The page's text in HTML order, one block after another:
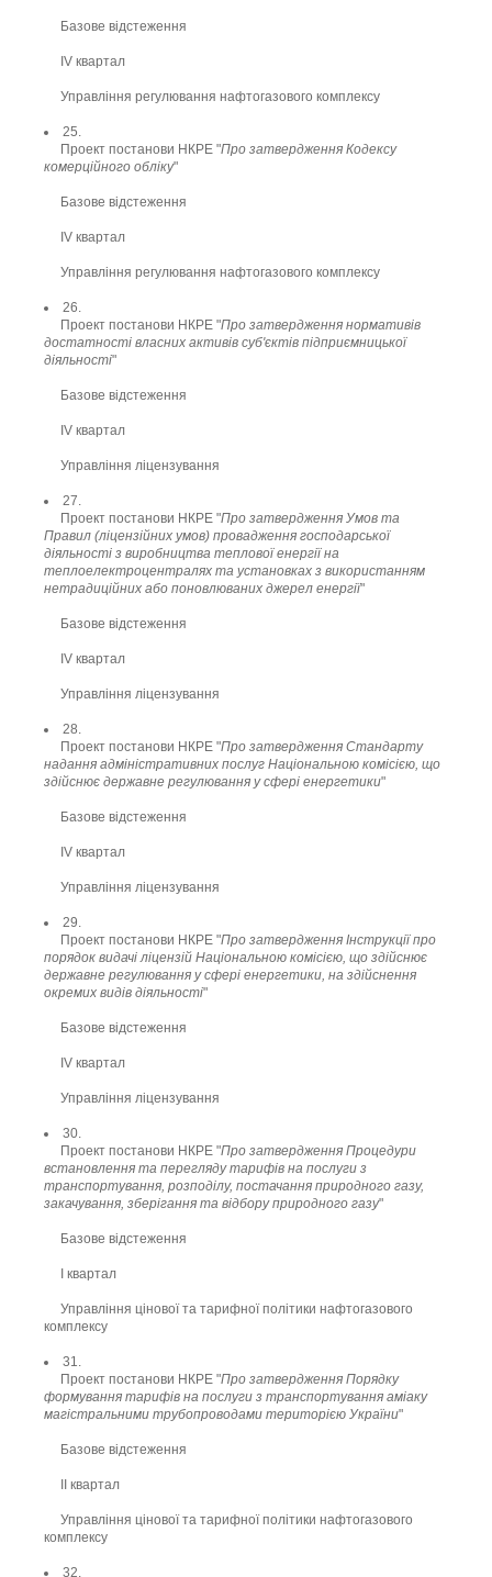
Базове відстеження
ІV квартал
Управління регулювання нафтогазового комплексу
25.
Проект постанови НКРЕ "Про затвердження Кодексу
комерційного обліку"
Базове відстеження
ІV квартал
Управління регулювання нафтогазового комплексу
26.
Проект постанови НКРЕ "Про затвердження нормативів
достатності власних активів суб'єктів підприємницької
діяльності"
Базове відстеження
ІV квартал
Управління ліцензування
27.
Проект постанови НКРЕ "Про затвердження Умов та
Правил (ліцензійних умов) провадження господарської
діяльності з виробництва теплової енергії на
теплоелектроцентралях та установках з використанням
нетрадиційних або поновлюваних джерел енергії"
Базове відстеження
ІV квартал
Управління ліцензування
28.
Проект постанови НКРЕ "Про затвердження Стандарту
надання адміністративних послуг Національною комісією, що
здійснює державне регулювання у сфері енергетики"
Базове відстеження
ІV квартал
Управління ліцензування
29.
Проект постанови НКРЕ "Про затвердження Інструкції про
порядок видачі ліцензій Національною комісією, що здійснює
державне регулювання у сфері енергетики, на здійснення
окремих видів діяльності"
Базове відстеження
ІV квартал
Управління ліцензування
30.
Проект постанови НКРЕ "Про затвердження Процедури
встановлення та перегляду тарифів на послуги з
транспортування, розподілу, постачання природного газу,
закачування, зберігання та відбору природного газу"
Базове відстеження
І квартал
Управління цінової та тарифної політики нафтогазового
комплексу
31.
Проект постанови НКРЕ "Про затвердження Порядку
формування тарифів на послуги з транспортування аміаку
магістральними трубопроводами територією України"
Базове відстеження
ІІ квартал
Управління цінової та тарифної політики нафтогазового
комплексу
32.